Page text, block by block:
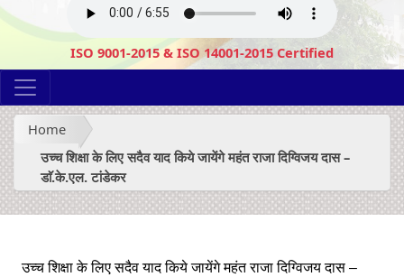
ISO 9001-2015 & ISO 14001-2015 Certified
Home
उच्च शिक्षा के लिए सदैव याद किये जायेंगे महंत राजा दिग्विजय दास –
डाॅ.के.एल. टांडेकर
उच्च शिक्षा के लिए सदैव याद किये जायेंगे महंत राजा दिग्विजय दास –